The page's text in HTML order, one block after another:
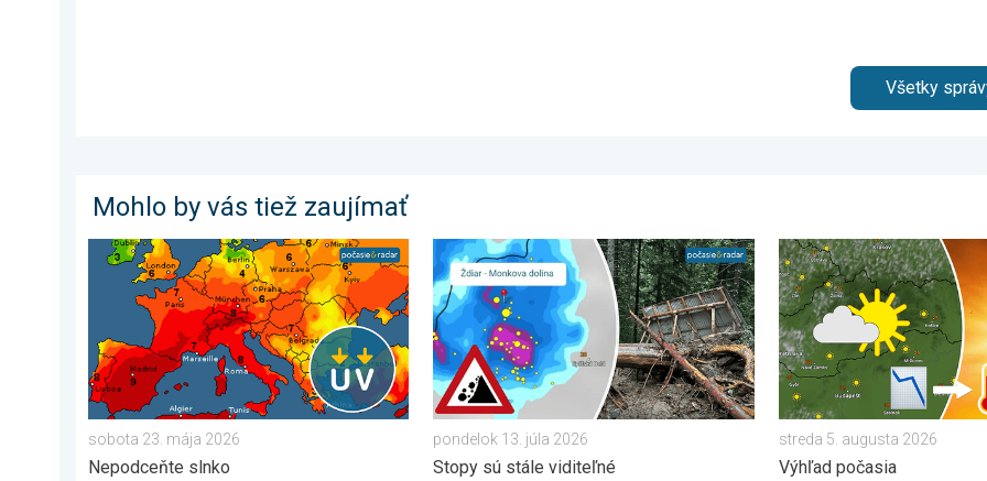
Všetky
Mohlo by vás tiež zaujímať
UV index stúpa už poriadne vysoko. Nepodceňte slnko. . . sobota 23. mája 2026
sobota 23. mája 2026
Nepodceňte slnko
2 roky od smrteľného zosuvu v Tatrách. Stopy sú stále viditeľné. . .
pondelok 13. júla 2026
Stopy sú stále viditeľné
Extrém ustúpi, horúčavy
streda 5. augusta 2026
Výhľad počasia